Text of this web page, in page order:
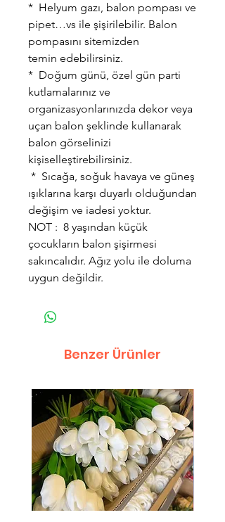
* Helyum gazı, balon pompası ve
pipet…vs ile şişirilebilir. Balon
pompasını sitemizden
temin edebilirsiniz.
* Doğum günü, özel gün parti
kutlamalarınız ve
organizasyonlarınızda dekor veya
uçan balon şeklinde kullanarak
balon görselinizi
kişiselleştirebilirsiniz.
* Sıcağa, soğuk havaya ve güneş
ışıklarına karşı duyarlı olduğundan
değişim ve iadesi yoktur.
NOT : 8 yaşından küçük
çocukların balon şişirmesi
sakıncalıdır. Ağız yolu ile doluma
uygun değildir.
Benzer Ürünler